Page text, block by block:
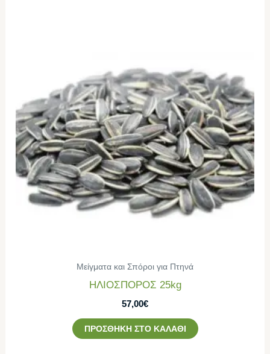
Μείγματα και Σπόροι για Πτηνά
ΗΛΙΟΣΠΟΡΟΣ 25kg
57,00€
ΠΡΟΣΘΉΚΗ ΣΤΟ ΚΑΛΆΘΙ